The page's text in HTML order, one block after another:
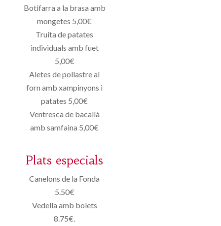
Botifarra a la brasa amb
mongetes 5,00€
Truita de patates
individuals amb fuet
5,00€
Aletes de pollastre al
forn amb xampinyons i
patates 5,00€
Ventresca de bacallà
amb samfaina 5,00€
Plats especials
Canelons de la Fonda
5.50€
Vedella amb bolets
8.75€.